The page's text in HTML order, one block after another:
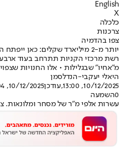
English
X
כלכלה
צרכנות
צפו בהדמיה
יותר מ-2 מיליארד שקלים: כאן ייפתח המתחם הבא של ביג פאשן
מ"אחיו" שבגלילות • אלו החנויות
היאלי יעקבי-הנדלסמן
10/12/2025, 13:00
,עודכן10/12/2025, 14:04
0השמעה
עשרות אלפי מ"ר של מסחר ומלונאות.